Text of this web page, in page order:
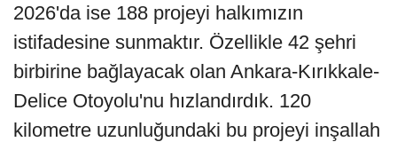
2026'da ise 188 projeyi halkımızın
istifadesine sunmaktır. Özellikle 42 şehri
birbirine bağlayacak olan Ankara-Kırıkkale-
Delice Otoyolu'nu hızlandırdık. 120
kilometre uzunluğundaki bu projeyi inşallah